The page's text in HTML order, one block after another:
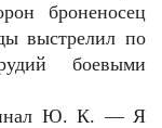
броненосец
выстрелил по
боевыми
Ю. К. — Я